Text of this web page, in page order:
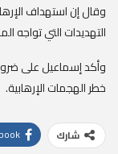
وقال إن استهداف
التهديدات التي تواجه
وأكد إسماعيل على
خطر الهجمات الإرهابية.
شارك